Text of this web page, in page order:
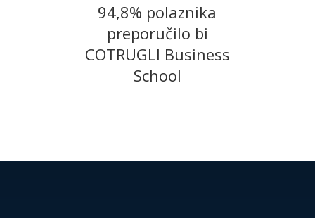
94,8% polaznika
preporučilo bi
COTRUGLI Business
School